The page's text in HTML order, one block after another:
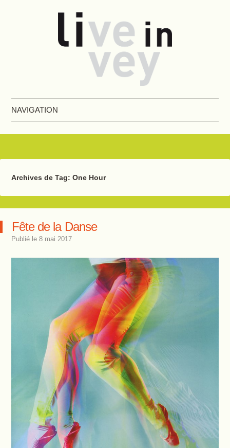
Live in Vevey
NAVIGATION
Archives de Tag: One Hour
Fête de la Danse
Publié le 8 mai 2017